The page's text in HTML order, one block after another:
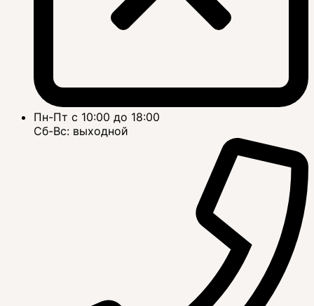
Пн-Пт с 10:00 до 18:00
Сб-Вс: выходной